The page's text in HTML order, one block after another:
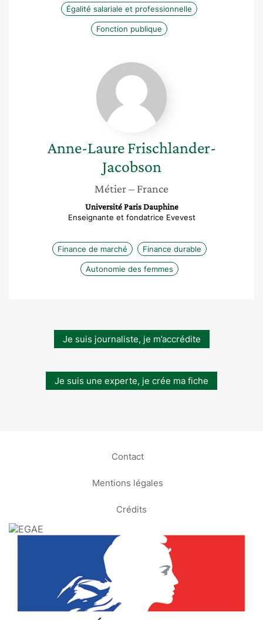
Égalité salariale et professionnelle
Fonction publique
Anne-
Laure
Frischlander-
Jacobson
Anne-Laure Frischlander-
Jacobson
Métier– France
Université Paris Dauphine
Enseignante et fondatrice Evevest
Finance de marché Finance durable
Autonomie des femmes
Je suis journaliste, je m’accrédite
Je suis une experte, je crée ma fiche
Contact
Mentions légales
Crédits